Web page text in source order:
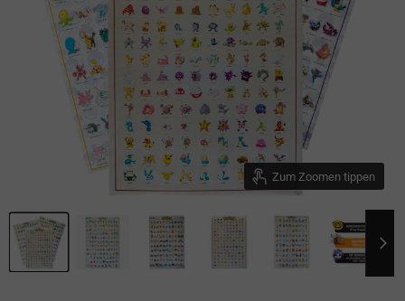
Zum Zoomen tippen